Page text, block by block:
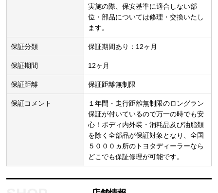
実施の際、保安基準に適合しない部
位・部品については修理・交換いたし
ます。
保証分類 保証期間あり：12ヶ月
保証期間 12ヶ月
保証距離 保証距離無制限
保証コメント
１年間・走行距離無制限のロングラン
保証が付いているので万一の時でも安
心！ボディ内外装・消耗品及び油脂類
を除く全部品が保証対象となり、全国
５０００ヵ所のトヨタディーラーなら
どこでも保証修理が可能です。